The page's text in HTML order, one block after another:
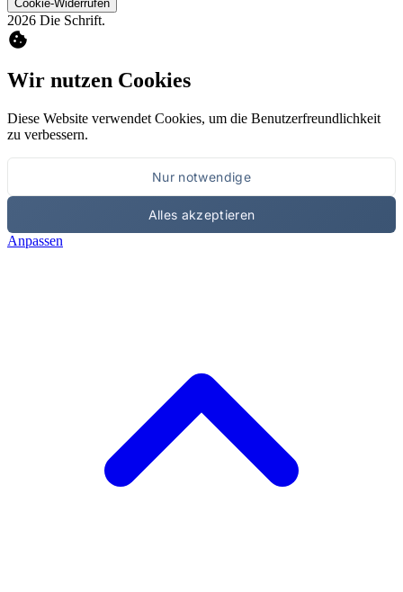
Cookie-Widerrufen
2026 Die Schrift.
cookie
Wir nutzen Cookies
Diese Website verwendet Cookies, um die Benutzerfreundlichkeit
zu verbessern.
Nur notwendige
Alles akzeptieren
Anpassen